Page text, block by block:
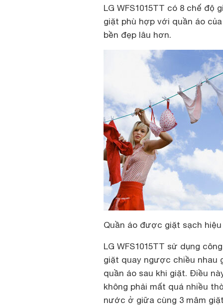
LG WFS1015TT có 8 chế
giặt phù hợp với quần áo
bền đẹp lâu hơn.
Quần áo được giặt sạch
LG WFS1015TT sử dụng
giặt quay ngược chiều nhau
quần áo sau khi giặt. Điều
không phải mất quá nhiều
nước ở giữa cùng 3 mâm